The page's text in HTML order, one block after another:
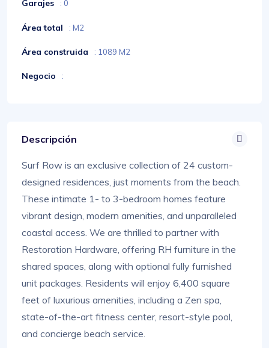
Garajes : 0
Área total : M2
Área construida : 1089 M2
Negocio :
Descripción
Surf Row is an exclusive collection of 24 custom-
designed residences, just moments from the beach.
These intimate 1- to 3-bedroom homes feature
vibrant design, modern amenities, and unparalleled
coastal access. We are thrilled to partner with
Restoration Hardware, offering RH furniture in the
shared spaces, along with optional fully furnished
unit packages. Residents will enjoy 6,400 square
feet of luxurious amenities, including a Zen spa,
state-of-the-art fitness center, resort-style pool,
and concierge beach service.